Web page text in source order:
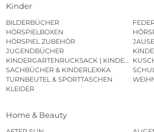
Kinder
BILDERBÜCHER
HÖRSPIELBOXEN
HÖRSPIEL ZUBEHÖR
JUGENDBÜCHER
KINDERGARTENRUCKSACK |
SACHBÜCHER & KINDERLEXIKA
TURNBEUTEL & SPORTTASCHEN
KLEIDER
Home & Beauty